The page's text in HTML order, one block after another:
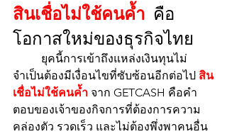
สินเชื่อไม่ใช้คนค้ำ คือ
โอกาสใหม่ของธุรกิจไทย
จำเป็นต้องมีเงื่อนไขที่ซับซ้อนอีกต่อไป สิน
เชื่อไม่ใช้คนค้ำ จาก GETCASH คือคำ
ตอบของเจ้าของกิจการที่ต้องการความ
คล่องตัว รวดเร็ว และไม่ต้องพึ่งพาคนอื่น